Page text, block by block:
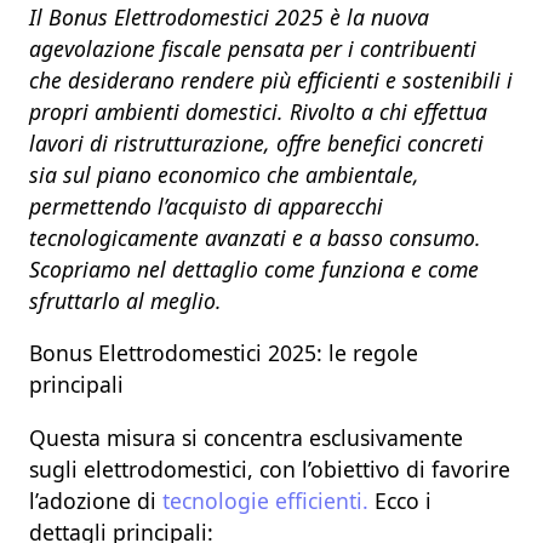
Il Bonus Elettrodomestici 2025 è la nuova
agevolazione fiscale pensata per i contribuenti
che desiderano rendere più efficienti e sostenibili i
propri ambienti domestici. Rivolto a chi effettua
lavori di ristrutturazione, offre benefici concreti
sia sul piano economico che ambientale,
permettendo l’acquisto di apparecchi
tecnologicamente avanzati e a basso consumo.
Scopriamo nel dettaglio come funziona e come
sfruttarlo al meglio.
Bonus Elettrodomestici 2025: le regole
principali
Questa misura si concentra esclusivamente
sugli elettrodomestici, con l’obiettivo di favorire
l’adozione di tecnologie efficienti. Ecco i
dettagli principali: